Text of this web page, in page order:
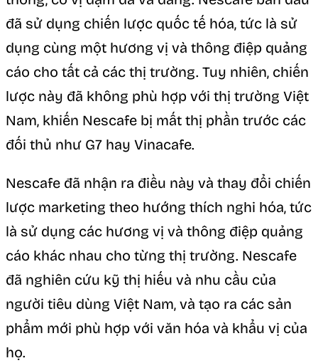
đã sử dụng chiến lược quốc tế hóa, tức là sử
dụng cùng một hương vị và thông điệp quảng
cáo cho tất cả các thị trường. Tuy nhiên, chiến
lược này đã không phù hợp với thị trường Việt
Nam, khiến Nescafe bị mất thị phần trước các
đối thủ như G7 hay Vinacafe.
Nescafe đã nhận ra điều này và thay đổi chiến
lược marketing theo hướng thích nghi hóa, tức
là sử dụng các hương vị và thông điệp quảng
cáo khác nhau cho từng thị trường. Nescafe
đã nghiên cứu kỹ thị hiếu và nhu cầu của
người tiêu dùng Việt Nam, và tạo ra các sản
phẩm mới phù hợp với văn hóa và khẩu vị của
họ.